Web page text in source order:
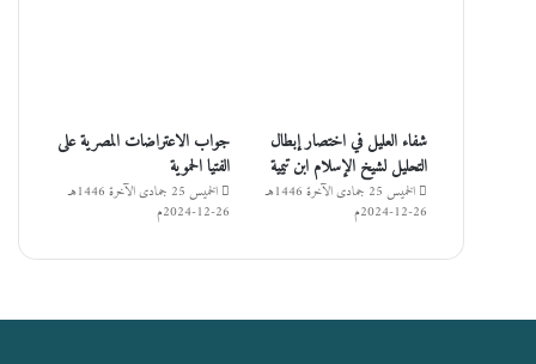
شفاء العليل في اختصار إبطال
التحليل لشيخ الإسلام ابن تيمية
الخميس 25 جمادى الآخرة 1446هـ
26-12-2024م
جواب الاعتراضات المصرية على
الفتيا الحموية
الخميس 25 جمادى الآخرة 1446هـ
26-12-2024م